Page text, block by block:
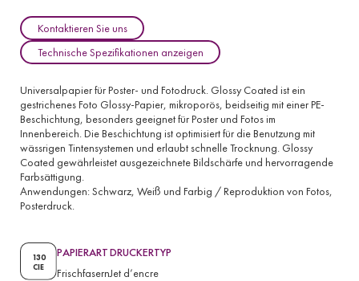
Kontaktieren Sie uns
Technische Spezifikationen anzeigen
Universalpapier für Poster- und Fotodruck. Glossy Coated ist ein
gestrichenes Foto Glossy-Papier, mikroporös, beidseitig mit einer PE-
Beschichtung, besonders geeignet für Poster und Fotos im
Innenbereich. Die Beschichtung ist optimisiert für die Benutzung mit
wässrigen Tintensystemen und erlaubt schnelle Trocknung. Glossy
Coated gewährleistet ausgezeichnete Bildschärfe und hervorragende
Farbsättigung.
Anwendungen: Schwarz, Weiß und Farbig / Reproduktion von Fotos,
Posterdruck.
130
CIE
PAPIERART
Frischfasern
DRUCKERTYP
Jet d’encre